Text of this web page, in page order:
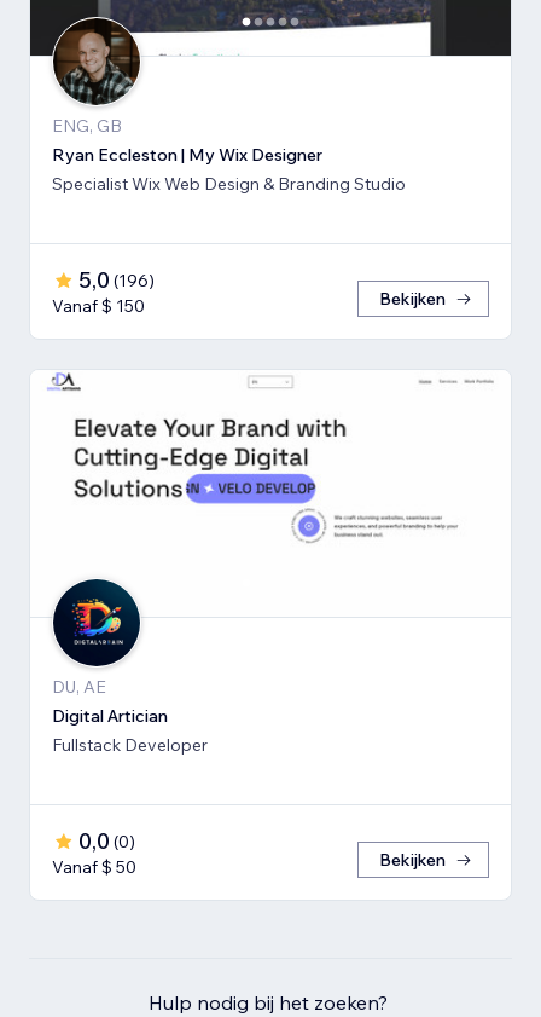
ENG, GB
Ryan Eccleston | My Wix Designer
Specialist Wix Web Design & Branding Studio
5,0 (196)
Vanaf $ 150
Bekijken
DU, AE
Digital Artician
Fullstack Developer
0,0 (0)
Vanaf $ 50
Bekijken
Hulp nodig bij het zoeken?